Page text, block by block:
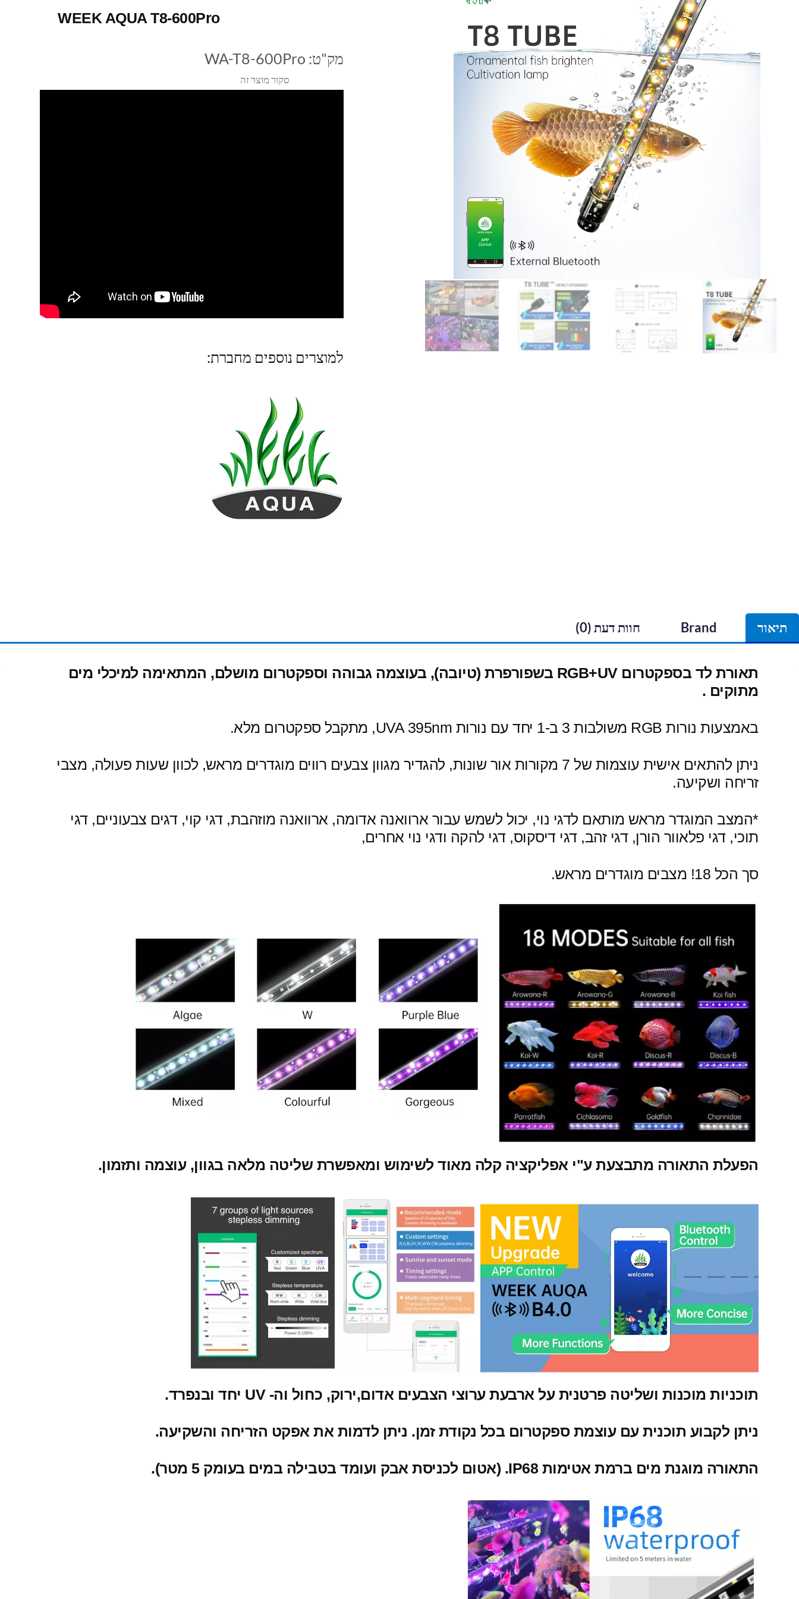
WEEK AQUA T8-600Pro
סקור מוצר זה
מק"ט: WA-T8-600Pro
למוצרים נוספים מחברת:
תיאור Brand חוות דעת (0)
תאורת לד בספקטרום RGB+UV בשפורפרת (טיובה), בעוצמה גבוהה וספקטרום מושלם, המתאימה למיכלי מים
מתוקים .
באמצעות נורות RGB משולבות 3 ב-1 יחד עם נורות UVA 395nm, מתקבל ספקטרום מלא.
ניתן להתאים אישית עוצמות של 7 מקורות אור שונות, להגדיר מגוון צבעים רווים מוגדרים מראש, לכוון שעות פעולה, מצבי
זריחה ושקיעה.
*המצב המוגדר מראש מותאם לדגי נוי, יכול לשמש עבור ארוואנה אדומה, ארוואנה מוזהבת, דגי קוי, דגים צבעוניים, דגי
תוכי, דגי פלאוור הורן, דגי זהב, דגי דיסקוס, דגי להקה ודגי נוי אחרים,
סך הכל 18! מצבים מוגדרים מראש.
הפעלת התאורה מתבצעת ע"י אפליקציה קלה מאוד לשימוש ומאפשרת שליטה מלאה בגוון, עוצמה ותזמון.
תוכניות מוכנות ושליטה פרטנית על ארבעת ערוצי הצבעים אדום,ירוק, כחול וה- UV יחד ובנפרד.
ניתן לקבוע תוכנית עם עוצמת ספקטרום בכל נקודת זמן. ניתן לדמות את אפקט הזריחה והשקיעה.
התאורה מוגנת מים ברמת אטימות IP68. (אטום לכניסת אבק ועומד בטבילה במים בעומק 5 מטר).